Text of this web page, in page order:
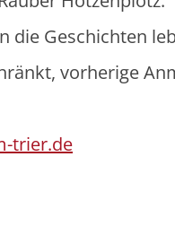
die Geschichten
vorherige
trier.de